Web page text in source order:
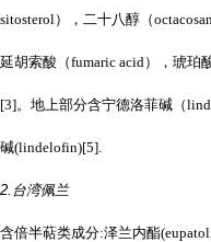
sitosterol），二十八醇（
延胡索酸（fumaric acid），琥珀
[3]。地上部分含宁德洛菲碱（
碱(lindelofin)[5].
2.台湾佩兰
含倍半萜类成分:泽兰内酯